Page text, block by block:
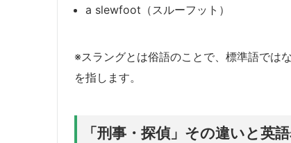
a slewfoot（スルーフット）
※スラングとは俗語のことで、標準語では
を指します。
「刑事・探偵」その違いと英